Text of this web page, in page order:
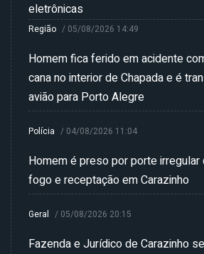
eletrônicas
Região / 05/08/2026 14:49
Homem fica ferido em acidente
cana no interior de Chapada e é
avião para Porto Alegre
Polícia / 04/08/2026 11:04
Homem é preso por porte irregular
fogo e receptação em Carazinho
Geral / 05/08/2026 20:15
Fazenda e Jurídico de Carazinho se